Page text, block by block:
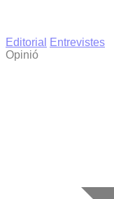
Editorial
Entrevistes
Opinió